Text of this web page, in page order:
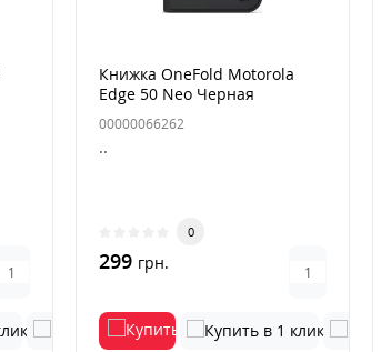
Книжка OneFold Motorola
Edge 50 Neo Черная
00000066262
..
0
299 грн.